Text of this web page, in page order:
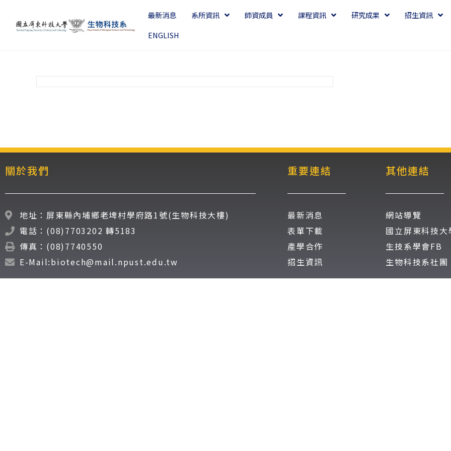
最新消息 系所資訊 師資成員 課程資訊 研究成果
招生資訊
ENGLISH
關於我們
地址：屏東縣內埔鄉老埤村學府路1號(生物科技大樓)
電話：(08)7703202 轉5183
傳真：(08)7740550
E-Mail:biotech@mail.npust.edu.tw
重要連結
最新消息
表單下載
產學合作
招生資訊
其他連結
網站導覽
國立屏東科技大
生技系學會FB
生物科技系社團